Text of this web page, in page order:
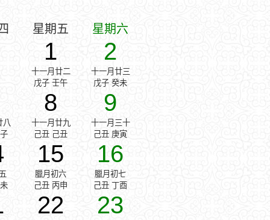
星期五 星期六
1
十一月廿二
戊子 壬午
2
十一月廿三
戊子 癸未
八
8
十一月廿九
己丑 己丑
9
十一月三十
己丑 庚寅
15
臘月初六
己丑 丙申
16
臘月初七
己丑 丁酉
22 23